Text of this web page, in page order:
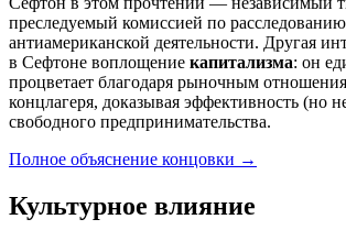
преследуемый комиссией по расследованию
антиамериканской деятельности. Другая
в Сефтоне воплощение капитализма: он
процветает благодаря рыночным
концлагеря, доказывая эффективность (но
свободного предпринимательства.
Полное объяснение концовки →
Культурное влияние